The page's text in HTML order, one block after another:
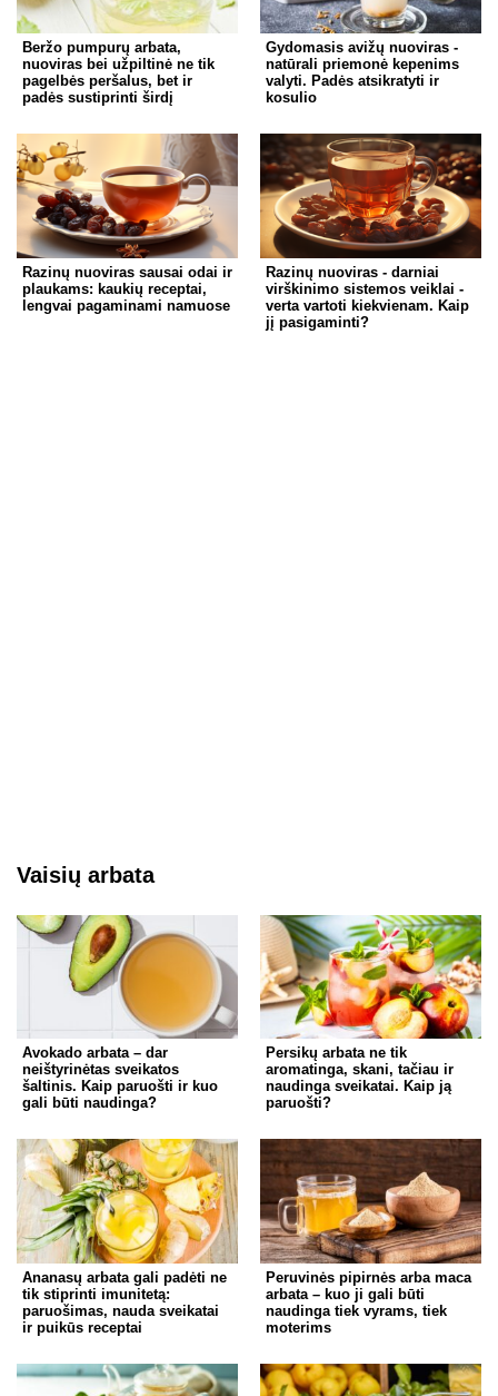
Beržo pumpurų arbata,
nuoviras bei užpiltinė ne tik
pagelbės peršalus, bet ir
padės sustiprinti širdį
Gydomasis avižų nuoviras -
natūrali priemonė kepenims
valyti. Padės atsikratyti ir
kosulio
Razinų nuoviras sausai odai ir
plaukams: kaukių receptai,
lengvai pagaminami namuose
Razinų nuoviras - darniai
virškinimo sistemos veiklai -
verta vartoti kiekvienam. Kaip
jį pasigaminti?
Vaisių arbata
Avokado arbata – dar
neištyrinėtas sveikatos
šaltinis. Kaip paruošti ir kuo
gali būti naudinga?
Persikų arbata ne tik
aromatinga, skani, tačiau ir
naudinga sveikatai. Kaip ją
paruošti?
Ananasų arbata gali padėti ne
tik stiprinti imunitetą:
paruošimas, nauda sveikatai
ir puikūs receptai
Peruvinės pipirnės arba maca
arbata – kuo ji gali būti
naudinga tiek vyrams, tiek
moterims